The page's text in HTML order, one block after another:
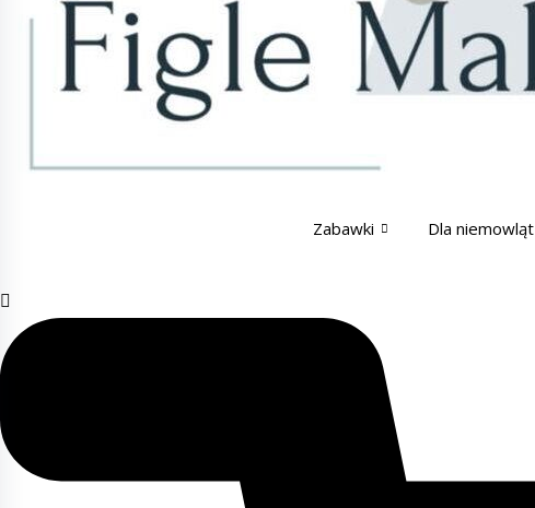
Zabawki Dla niemowląt